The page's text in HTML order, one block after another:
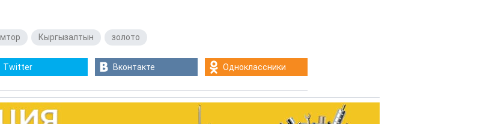
Кыргызалтын золото
Twitter Вконтакте Одноклассники